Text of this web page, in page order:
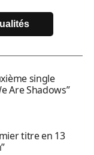
single
Are Shadows”
titre en 13